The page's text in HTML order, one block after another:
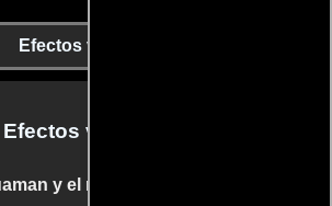
Efectos visuales
Efectos visuales
y el reino perdido